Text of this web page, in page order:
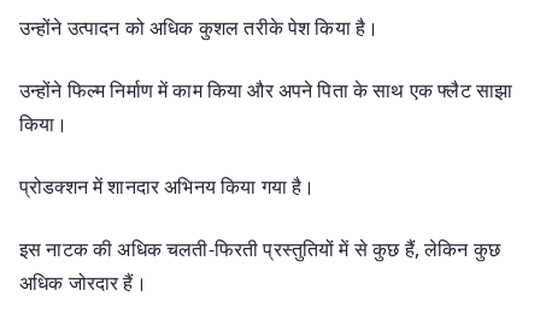
उन्होंने उत्पादन को अधिक कुशल तरीके पेश किया है।
उन्होंने फिल्म निर्माण में काम किया और अपने पिता के साथ एक फ्लैट साझा
किया।
प्रोडक्शन में शानदार अभिनय किया गया है।
इस नाटक की अधिक चलती-फिरती प्रस्तुतियों में से कुछ हैं, लेकिन कुछ
अधिक जोरदार हैं।